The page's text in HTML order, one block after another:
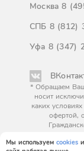
Мы используем cookies и
Москва8
СПБ 8 (812)
Уфа 8 (347)
* Обращаем
носит
каких
офертой,